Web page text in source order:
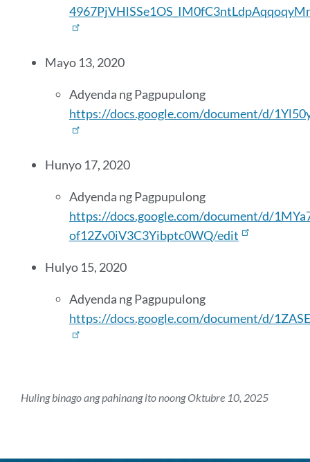
Mayo 13, 2020
Adyenda ng Pagpupulong
https://docs.google.com/document/d/
Hunyo 17, 2020
Adyenda ng Pagpupulong
https://docs.google.com/document/d/
of12Zv0iV3C3Yibptc0WQ/edit
Hulyo 15, 2020
Adyenda ng Pagpupulong
https://docs.google.com/document/d/
Huling binago ang pahinang ito noong Oktubre 10, 2025